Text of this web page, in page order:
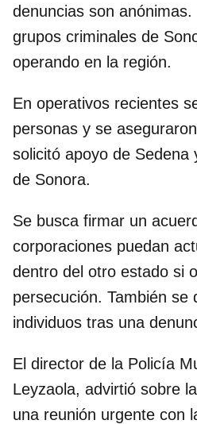
denuncias son
grupos criminales de
operando en la región.
En operativos recientes
personas y se
solicitó apoyo de Sedena
de Sonora.
Se busca firmar un
corporaciones puedan
dentro del otro estado si
persecución. También se
individuos tras una
El director de la Policía
Leyzaola, advirtió sobre
una reunión urgente con